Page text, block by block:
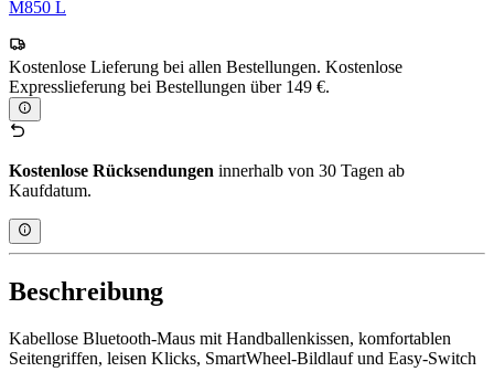
M850 L
Kostenlose Lieferung bei allen Bestellungen. Kostenlose
Expresslieferung bei Bestellungen über 149 €.
Kostenlose Rücksendungen innerhalb von 30 Tagen ab
Kaufdatum.
Beschreibung
Kabellose Bluetooth-Maus mit Handballenkissen, komfortablen
Seitengriffen, leisen Klicks, SmartWheel-Bildlauf und Easy-Switch